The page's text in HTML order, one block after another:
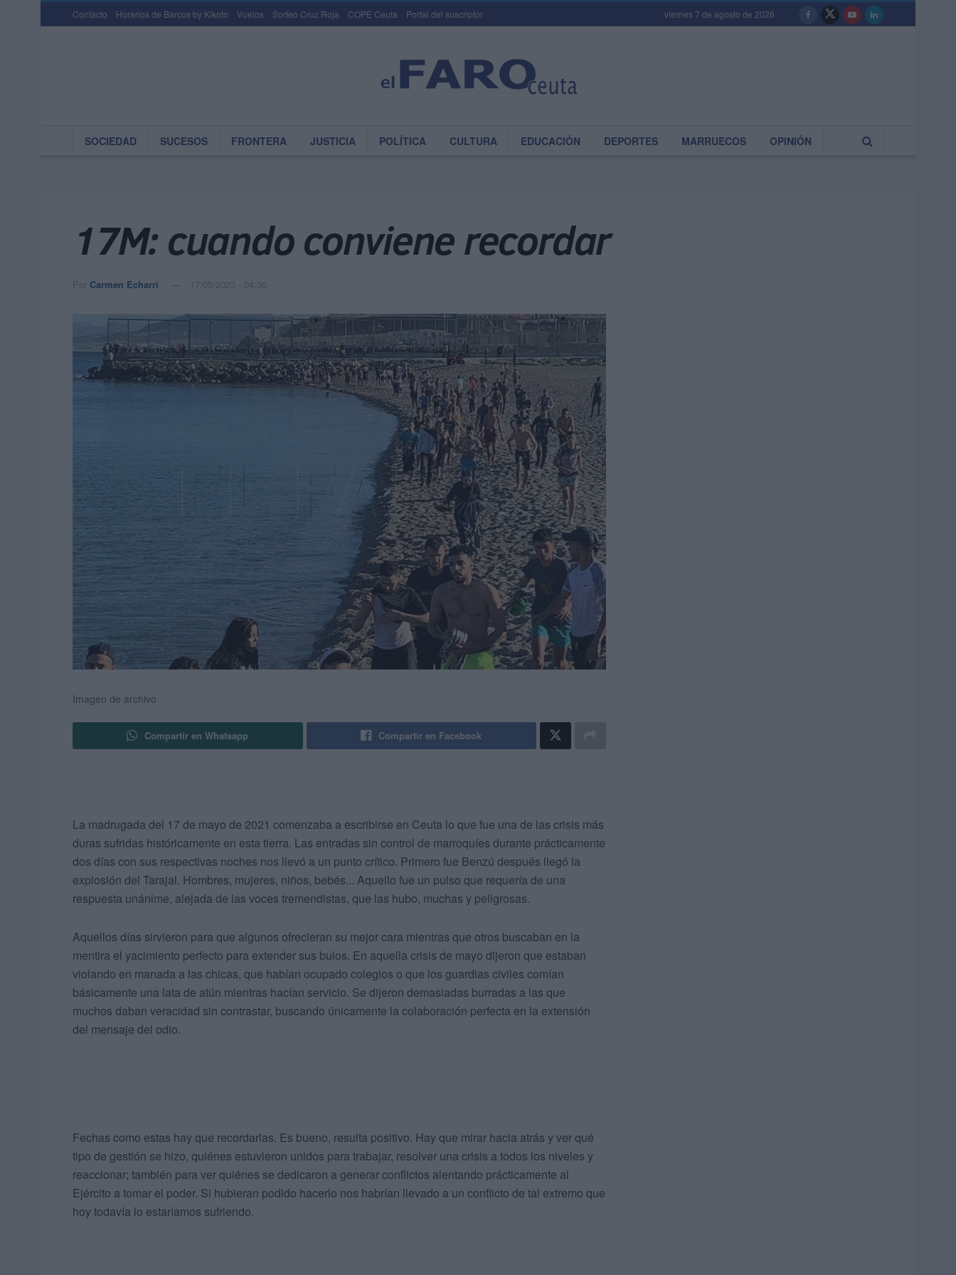
Contacto Horarios de Barcos by Kikoto Vuelos Sorteo Cruz Roja COPE Ceuta Portal del suscriptor viernes 7 de agosto de 2026
SOCIEDAD SUCESOS FRONTERA JUSTICIA POLÍTICA CULTURA EDUCACIÓN DEPORTES MARRUECOS OPINIÓN
17M: cuando conviene recordar
Por Carmen Echarri 17/05/2023 - 04:30
Imagen de archivo
Compartir en Whatsapp Compartir en Facebook
La madrugada del 17 de mayo de 2021 comenzaba a escribirse en Ceuta lo que fue una de las crisis más
duras sufridas históricamente en esta tierra. Las entradas sin control de marroquíes durante prácticamente
dos días con sus respectivas noches nos llevó a un punto crítico. Primero fue Benzú después llegó la
explosión del Tarajal. Hombres, mujeres, niños, bebés... Aquello fue un pulso que requería de una
respuesta unánime, alejada de las voces tremendistas, que las hubo, muchas y peligrosas.
Aquellos días sirvieron para que algunos ofrecieran su mejor cara mientras que otros buscaban en la
mentira el yacimiento perfecto para extender sus bulos. En aquella crisis de mayo dijeron que estaban
violando en manada a las chicas, que habían ocupado colegios o que los guardias civiles comían
básicamente una lata de atún mientras hacían servicio. Se dijeron demasiadas burradas a las que
muchos daban veracidad sin contrastar, buscando únicamente la colaboración perfecta en la extensión
del mensaje del odio.
Fechas como estas hay que recordarlas. Es bueno, resulta positivo. Hay que mirar hacia atrás y ver qué
tipo de gestión se hizo, quiénes estuvieron unidos para trabajar, resolver una crisis a todos los niveles y
reaccionar; también para ver quiénes se dedicaron a generar conflictos alentando prácticamente al
Ejército a tomar el poder. Si hubieran podido hacerlo nos habrían llevado a un conflicto de tal extremo que
hoy todavía lo estaríamos sufriendo.